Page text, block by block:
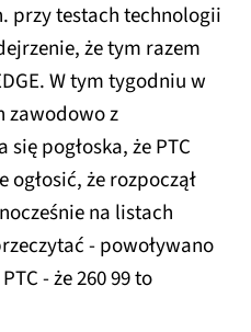
przy testach technologii
że tym razem
W tym tygodniu w
zawodowo z
pogłoska, że PTC
że rozpoczął
na listach
- powoływano
- że 260 99 to